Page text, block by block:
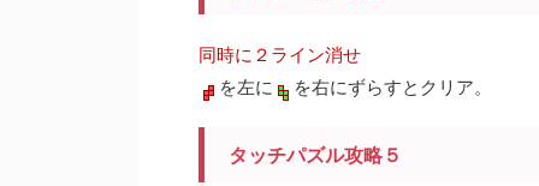
同時に２ライン消せ
を左に
を右にずらすとクリア。
タッチパズル攻略５